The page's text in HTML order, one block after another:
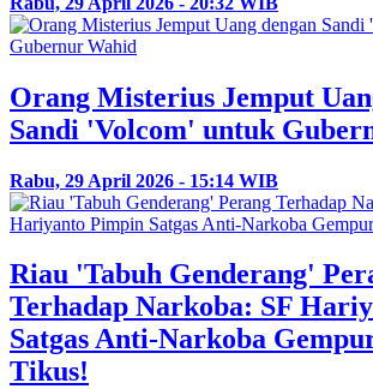
Orang Misterius Jemput
Sandi 'Volcom' untuk
Rabu, 29 April 2026 - 15:14 WIB
Riau 'Tabuh Genderang'
Terhadap Narkoba: SF
Satgas Anti-Narkoba
Tikus!